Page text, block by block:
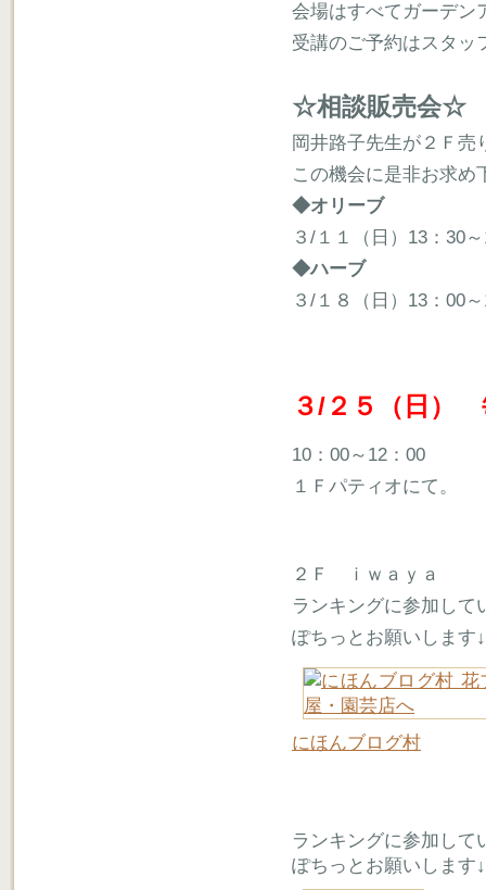
会場はすべてガーデン
受講のご予約はスタ
☆相談販売会☆
岡井路子先生が２Ｆ売
この機会に是非お求め
◆オリーブ
３/１１（日）13：30
◆ハーブ
３/１８（日）13：00
３/２５（日）
10：00～12：00
１Ｆパティオにて。
２Ｆ ｉｗａｙａ
ランキングに参加して
ぽちっとお願いします↓
にほんブログ村
ランキングに参加して
ぽちっとお願いします↓